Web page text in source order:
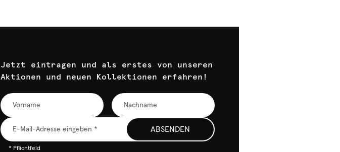
Jetzt eintragen und als erstes von unseren
Aktionen und neuen Kollektionen erfahren!
ABSENDEN
* Pflichtfeld